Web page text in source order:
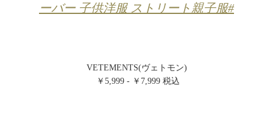
ーバー 子供洋服 ストリート親子服#
VETEMENTS(ヴェトモン)
￥5,999 - ￥7,999 税込